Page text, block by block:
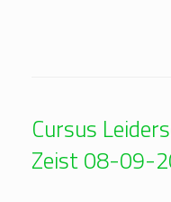
Cursus
Zeist 08-09-